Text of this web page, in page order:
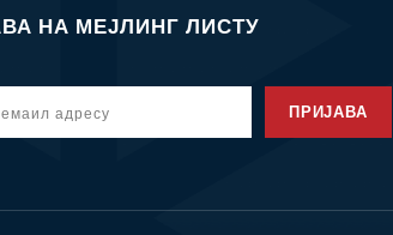
НА МЕЈЛИНГ ЛИСТУ
ПРИЈАВА